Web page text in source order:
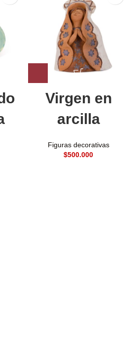
Virgen en
arcilla
Figuras decorativas
$